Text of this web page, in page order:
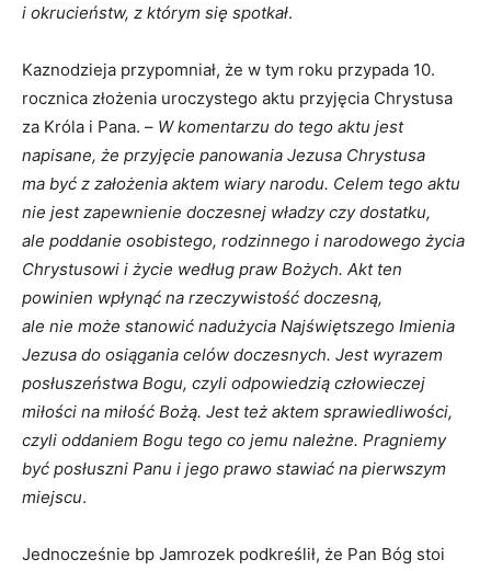
i okrucieństw, z którym się spotkał.
Kaznodzieja przypomniał, że w tym roku przypada 10.
rocznica złożenia uroczystego aktu przyjęcia Chrystusa
za Króla i Pana. – W komentarzu do tego aktu jest
napisane, że przyjęcie panowania Jezusa Chrystusa
ma być z założenia aktem wiary narodu. Celem tego aktu
nie jest zapewnienie doczesnej władzy czy dostatku,
ale poddanie osobistego, rodzinnego i narodowego życia
Chrystusowi i życie według praw Bożych. Akt ten
powinien wpłynąć na rzeczywistość doczesną,
ale nie może stanowić nadużycia Najświętszego Imienia
Jezusa do osiągania celów doczesnych. Jest wyrazem
posłuszeństwa Bogu, czyli odpowiedzią człowieczej
miłości na miłość Bożą. Jest też aktem sprawiedliwości,
czyli oddaniem Bogu tego co jemu należne. Pragniemy
być posłuszni Panu i jego prawo stawiać na pierwszym
miejscu.
Jednocześnie bp Jamrozek podkreślił, że Pan Bóg stoi